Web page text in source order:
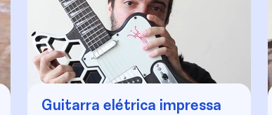
Guitarra elétrica impressa